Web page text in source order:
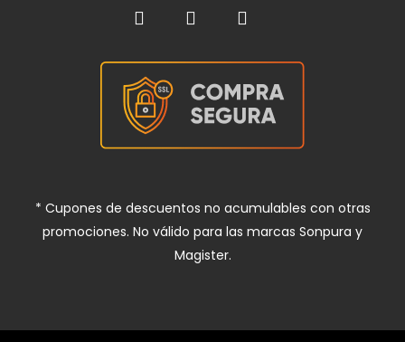
* Cupones de descuentos no acumulables con otras
promociones. No válido para las marcas Sonpura y
Magister.